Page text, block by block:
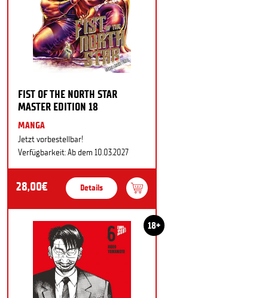
FIST OF THE NORTH STAR
MASTER EDITION 18
MANGA
Jetzt vorbestellbar!
Verfügbarkeit: Ab dem 10.03.2027
28,00€ Details
18+